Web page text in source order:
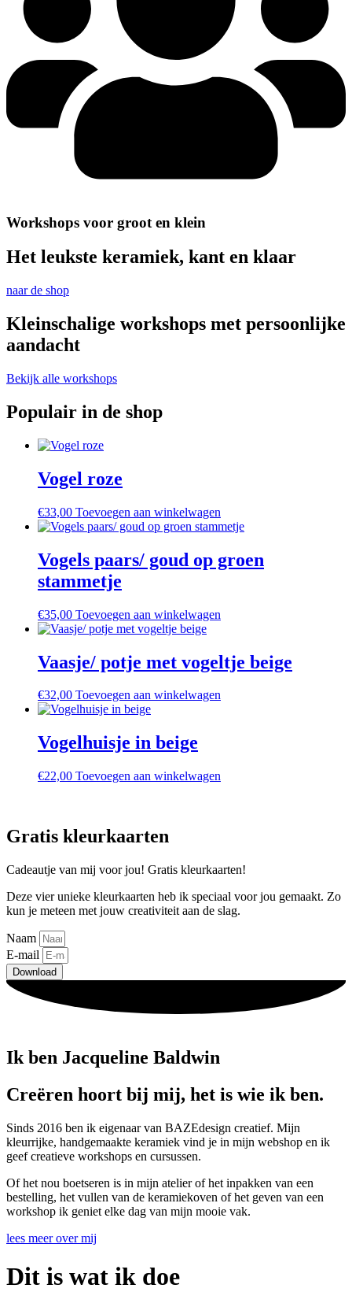
Workshops voor groot en klein
Het leukste keramiek, kant en klaar
naar de shop
Kleinschalige workshops met persoonlijke
aandacht
Bekijk alle workshops
Populair in de shop
Vogel roze
€33,00 Toevoegen aan winkelwagen
Vogels paars/ goud op groen
stammetje
€35,00 Toevoegen aan winkelwagen
Vaasje/ potje met vogeltje beige
€32,00 Toevoegen aan winkelwagen
Vogelhuisje in beige
€22,00 Toevoegen aan winkelwagen
Gratis kleurkaarten
Cadeautje van mij voor jou! Gratis kleurkaarten!
Deze vier unieke kleurkaarten heb ik speciaal voor jou gemaakt. Zo
kun je meteen met jouw creativiteit aan de slag.
Naam
E-mail
Download
Ik ben Jacqueline Baldwin
Creëren hoort bij mij, het is wie ik ben.
Sinds 2016 ben ik eigenaar van BAZEdesign creatief. Mijn
kleurrijke, handgemaakte keramiek vind je in mijn webshop en ik
geef creatieve workshops en cursussen.
Of het nou boetseren is in mijn atelier of het inpakken van een
bestelling, het vullen van de keramiekoven of het geven van een
workshop ik geniet elke dag van mijn mooie vak.
lees meer over mij
Dit is wat ik doe